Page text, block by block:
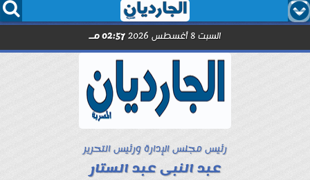
  
السبت 8 أغسطس 2026 02:57 مـ
رئيس مجلس الإدارة ورئيس التحرير
عبد النبى عبد الستار